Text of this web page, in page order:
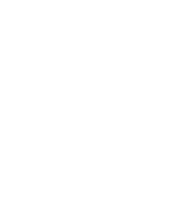
Rechtspraak.nl
Rechtspraak.nl
verlaat - U verlaat